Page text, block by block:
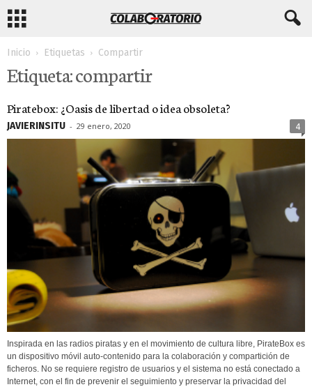
Inicio Etiquetas Compartir
Etiqueta: compartir
Piratebox: ¿Oasis de libertad o idea obsoleta?
JAVIERINSITU - 29 enero, 2020 4
Inspirada en las radios piratas y en el movimiento de cultura libre, PirateBox es
un dispositivo móvil auto-contenido para la colaboración y compartición de
ficheros. No se requiere registro de usuarios y el sistema no está conectado a
Internet, con el fin de prevenir el seguimiento y preservar la privacidad del